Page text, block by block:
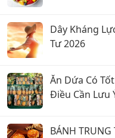
Dây Kháng
Tư 2026
Ăn Dứa Có
Điều Cần Lưu
BÁNH TRUNG